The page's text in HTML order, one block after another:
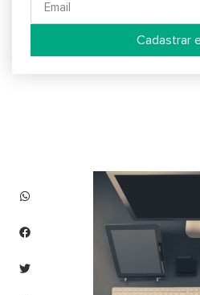
Cadastrar